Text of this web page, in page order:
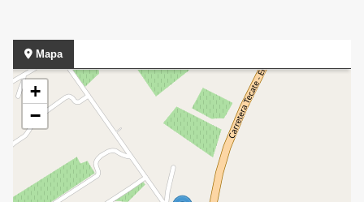
Mapa
+
−